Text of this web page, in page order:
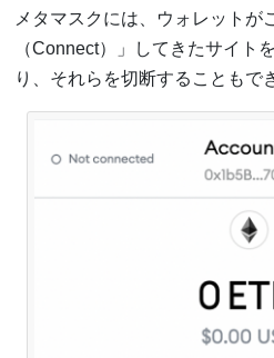
メタマスクには、ウォレットが
（Connect）」してきたサイト
り、それらを切断することもで